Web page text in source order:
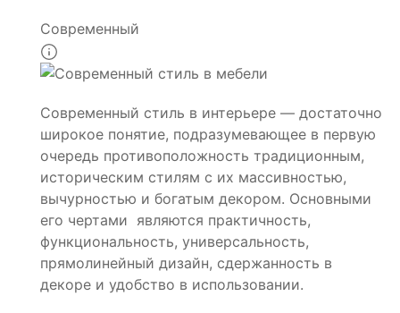
Современный
Современный стиль в интерьере — достаточно
широкое понятие, подразумевающее в первую
очередь противоположность традиционным,
историческим стилям с их массивностью,
вычурностью и богатым декором. Основными
его чертами являются практичность,
функциональность, универсальность,
прямолинейный дизайн, сдержанность в
декоре и удобство в использовании.